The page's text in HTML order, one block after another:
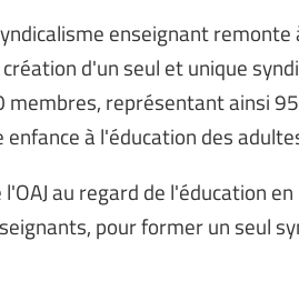
enseignant
d'un seul et unique
représentant ainsi
à l'éducation des
au regard de l'éducation
pour former un seul